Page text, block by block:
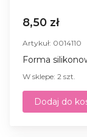
8,50 zł
Artykuł: 0014110
Forma
W sklepe: 2 szt.
Dodaj do